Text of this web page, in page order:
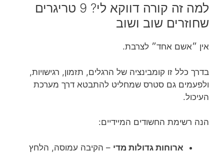
למה זה קורה דווקא לי? 9 טריגרים
שחוזרים שוב ושוב
אין ״אשם אחד״ לצרבת.
בדרך כלל זו קומבינציה של הרגלים, תזמון, רגישויות,
ולפעמים גם סטרס שמחליט להתבטא דרך מערכת
העיכול.
הנה רשימת החשודים המיידיים:
ארוחות גדולות מדי – הקיבה עמוסה, הלחץ